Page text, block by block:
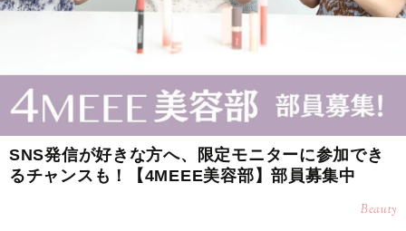
SNS発信が好きな方へ、限定モニターに参加でき
るチャンスも！【4MEEE美容部】部員募集中
Beauty